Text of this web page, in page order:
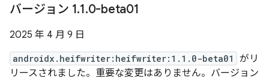
バージョン 1.1.0-beta01
2025 年 4 月 9 日
androidx.heifwriter:heifwriter:1.1.0-beta01
がリ
リースされました。重要な変更はありません。バージョン